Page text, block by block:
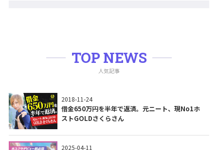
TOP NEWS
人気記事
2018-11-24
借金650万円を半年で返済。元ニート、現No1ホ
ストGOLDさくらさん
2025-04-11